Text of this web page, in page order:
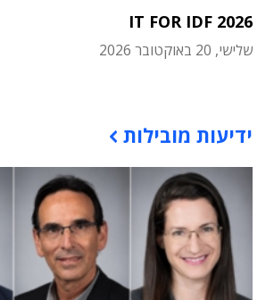
IT FOR IDF 2026
שלישי, 20 באוקטובר 2026
ידיעות מובילות